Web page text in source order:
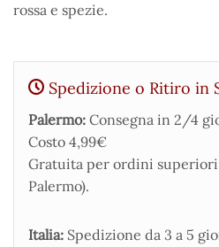
rossa e spezie.
Spedizione o Ritiro in
Palermo: Consegna in 2/4
Costo 4,99€
Gratuita per ordini superiori
Palermo).
Italia: Spedizione da 3 a 5